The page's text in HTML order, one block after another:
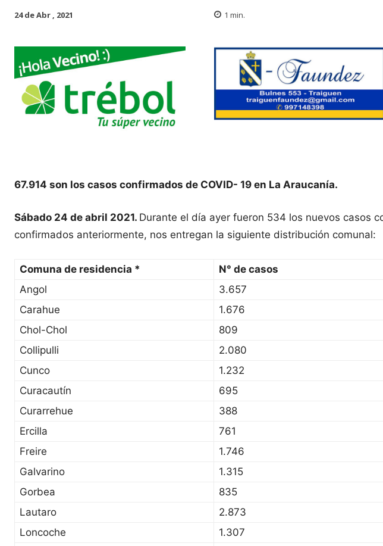
24 de Abr , 2021 1 min.
67.914 son los casos confirmados de COVID- 19 en La Araucanía.
Sábado 24 de abril 2021. Durante el día ayer fueron 534 los nuevos casos
confirmados anteriormente, nos entregan la siguiente distribución comunal:
Comuna de residencia * N° de casos
Angol
3.657
Carahue
1.676
Chol-Chol
809
Collipulli
2.080
Cunco
1.232
Curacautín
695
Curarrehue
388
Ercilla
761
Freire
1.746
Galvarino
1.315
Gorbea
835
Lautaro
2.873
Loncoche
1.307